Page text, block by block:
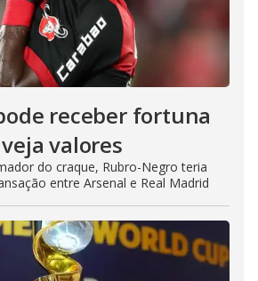
receber fortuna
valores
do craque, Rubro-Negro teria
entre Arsenal e Real Madrid